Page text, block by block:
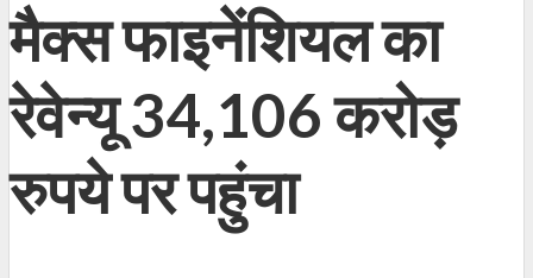
मैक्स फाइनेंशियल का
रेवेन्यू 34,106 करोड़
रुपये पर पहुंचा